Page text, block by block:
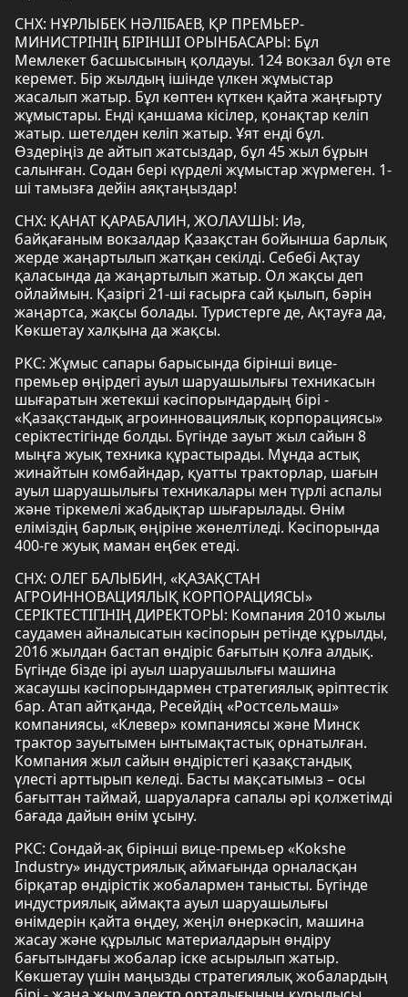
СНХ: НҰРЛЫБЕК НӘЛІБАЕВ, ҚР ПРЕМЬЕР-
МИНИСТРІНІҢ БІРІНШІ ОРЫНБАСАРЫ: Бұл
Мемлекет басшысының қолдауы. 124 вокзал бұл өте
керемет. Бір жылдың ішінде үлкен жұмыстар
жасалып жатыр. Бұл көптен күткен қайта жаңғырту
жұмыстары. Енді қаншама кісілер, қонақтар келіп
жатыр. шетелден келіп жатыр. Ұят енді бұл.
Өздеріңіз де айтып жатсыздар, бұл 45 жыл бұрын
салынған. Содан бері күрделі жұмыстар жүрмеген. 1-
ші тамызға дейін аяқтаңыздар!
СНХ: ҚАНАТ ҚАРАБАЛИН, ЖОЛАУШЫ: Иә,
байқағаным вокзалдар Қазақстан бойынша барлық
жерде жаңартылып жатқан секілді. Себебі Ақтау
қаласында да жаңартылып жатыр. Ол жақсы деп
ойлаймын. Қазіргі 21-ші ғасырға сай қылып, бәрін
жаңартса, жақсы болады. Туристерге де, Ақтауға да,
Көкшетау халқына да жақсы.
РКС: Жұмыс сапары барысында бірінші вице-
премьер өңірдегі ауыл шаруашылығы техникасын
шығаратын жетекші кәсіпорындардың бірі -
«Қазақстандық агроинновациялық корпорациясы»
серіктестігінде болды. Бүгінде зауыт жыл сайын 8
мыңға жуық техника құрастырады. Мұнда астық
жинайтын комбайндар, қуатты тракторлар, шағын
ауыл шаруашылығы техникалары мен түрлі аспалы
және тіркемелі жабдықтар шығарылады. Өнім
еліміздің барлық өңіріне жөнелтіледі. Кәсіпорында
400-ге жуық маман еңбек етеді.
СНХ: ОЛЕГ БАЛЫБИН, «ҚАЗАҚСТАН
АГРОИННОВАЦИЯЛЫҚ КОРПОРАЦИЯСЫ»
СЕРІКТЕСТІГІНІҢ ДИРЕКТОРЫ: Компания 2010 жылы
саудамен айналысатын кәсіпорын ретінде құрылды,
2016 жылдан бастап өндіріс бағытын қолға алдық.
Бүгінде бізде ірі ауыл шаруашылығы машина
жасаушы кәсіпорындармен стратегиялық әріптестік
бар. Атап айтқанда, Ресейдің «Ростсельмаш»
компаниясы, «Клевер» компаниясы және Минск
трактор зауытымен ынтымақтастық орнатылған.
Компания жыл сайын өндірістегі қазақстандық
үлесті арттырып келеді. Басты мақсатымыз – осы
бағыттан таймай, шаруаларға сапалы әрі қолжетімді
бағада дайын өнім ұсыну.
РКС: Сондай-ақ бірінші вице-премьер «Kokshe
Industry» индустриялық аймағында орналасқан
бірқатар өндірістік жобалармен танысты. Бүгінде
индустриялық аймақта ауыл шаруашылығы
өнімдерін қайта өңдеу, жеңіл өнеркәсіп, машина
жасау және құрылыс материалдарын өндіру
бағытындағы жобалар іске асырылып жатыр.
Көкшетау үшін маңызды стратегиялық жобалардың